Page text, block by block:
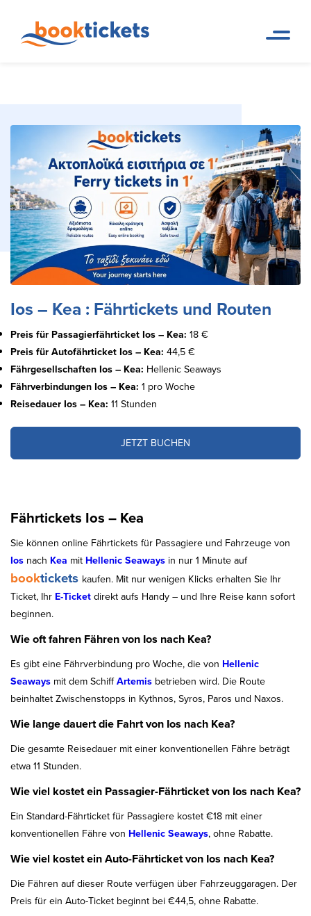
Fährverbindungen und Tickets
Ios – Kea : Fährtickets und Routen
Preis für Passagierfährticket Ios – Kea: 18 €
Preis für Autofährticket Ios – Kea: 44,5 €
Fährgesellschaften Ios – Kea: Hellenic Seaways
Fährverbindungen Ios – Kea: 1 pro Woche
Reisedauer Ios – Kea: 11 Stunden
JETZT BUCHEN
Fährtickets Ios – Kea
Sie können online Fährtickets für Passagiere und Fahrzeuge von
Ios nach Kea mit Hellenic Seaways in nur 1 Minute auf
booktickets kaufen. Mit nur wenigen Klicks erhalten Sie Ihr
Ticket, Ihr E-Ticket direkt aufs Handy – und Ihre Reise kann sofort
beginnen.
Wie oft fahren Fähren von Ios nach Kea?
Es gibt eine Fährverbindung pro Woche, die von Hellenic
Seaways mit dem SchiffArtemis betrieben wird. Die Route
beinhaltet Zwischenstopps in Kythnos, Syros, Paros und Naxos.
Wie lange dauert die Fahrt von Ios nach Kea?
Die gesamte Reisedauer mit einer konventionellen Fähre beträgt
etwa 11 Stunden.
Wie viel kostet ein Passagier-Fährticket von Ios nach Kea?
Ein Standard-Fährticket für Passagiere kostet €18 mit einer
konventionellen Fähre von Hellenic Seaways, ohne Rabatte.
Wie viel kostet ein Auto-Fährticket von Ios nach Kea?
Die Fähren auf dieser Route verfügen über Fahrzeuggaragen. Der
Preis für ein Auto-Ticket beginnt bei €44,5, ohne Rabatte.